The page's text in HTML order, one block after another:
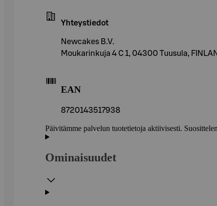
Yhteystiedot
Newcakes B.V.
Moukarinkuja 4 C 1, 04300 Tuusula,
EAN
8720143517938
Päivitämme palvelun tuotetietoja aktiivisesti.
Ominaisuudet